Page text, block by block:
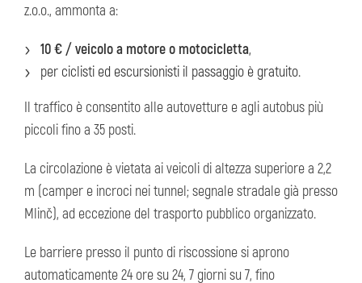
z.o.o., ammonta a:
10 € / veicolo a motore o motocicletta,
per ciclisti ed escursionisti il passaggio è gratuito.
Il traffico è consentito alle autovetture e agli autobus più
piccoli fino a 35 posti.
La circolazione è vietata ai veicoli di altezza superiore a 2,2
m (camper e incroci nei tunnel; segnale stradale già presso
Mlinč), ad eccezione del trasporto pubblico organizzato.
Le barriere presso il punto di riscossione si aprono
automaticamente 24 ore su 24, 7 giorni su 7, fino